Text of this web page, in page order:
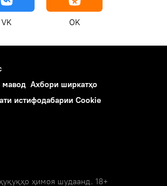
VK OK
мавод Ахбори ширкатҳо
истифодабарии Cookie
ҳимоя шудаанд. 18+